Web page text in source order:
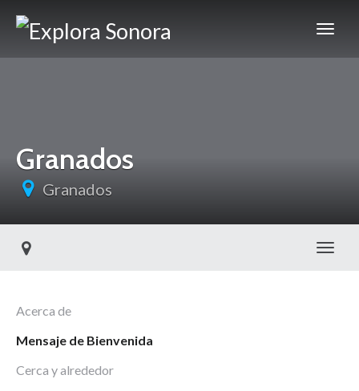
Granados
Granados
Acerca de
Mensaje de Bienvenida
Cerca y alrededor